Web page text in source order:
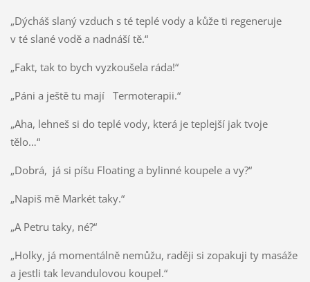
„Dýcháš slaný vzduch s té teplé vody a kůže ti regeneruje
v té slané vodě a nadnáší tě.“
„Fakt, tak to bych vyzkoušela ráda!“
„Páni a ještě tu mají Termoterapii.“
„Aha, lehneš si do teplé vody, která je teplejší jak tvoje
tělo…“
„Dobrá, já si píšu Floating a bylinné koupele a vy?“
„Napiš mě Markét taky.“
„A Petru taky, né?“
„Holky, já momentálně nemůžu, raději si zopakuji ty masáže
a jestli tak levandulovou koupel.“